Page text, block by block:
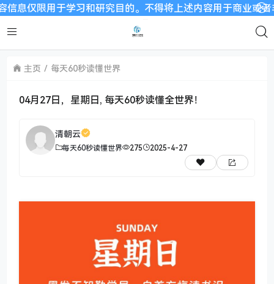
限用于学习和研究目的。不得将上述内容用于商业或者非
主页 每天60秒读懂世界
04月27日，星期日, 每天60秒读懂全世界！
清朝云
每天60秒读懂世界 275 2025-4-27